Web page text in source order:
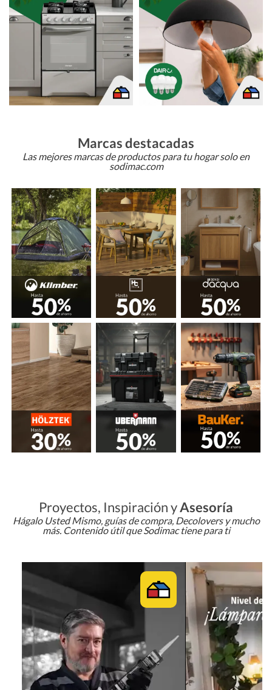
Marcas destacadas
Las mejores marcas de productos para tu hogar solo en
sodimac.com
Proyectos, Inspiración yAsesoría
Hágalo Usted Mismo, guías de compra, Decolovers y mucho
más. Contenido útil que Sodimac tiene para ti